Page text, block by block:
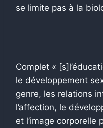
se limite pas à la
Complet «
le développement
genre, les relations
l’affection, le
et l’image corporelle